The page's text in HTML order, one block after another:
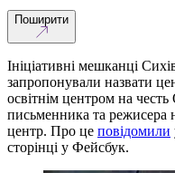
Поширити
Ініціативні мешканці
запропонували назвати
освітнім центром на
письменника та режисера
центр. Про це повідомили
сторінці у Фейсбук.